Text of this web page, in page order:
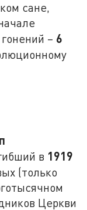
сане,
– 6
в 1919
(только
Церкви